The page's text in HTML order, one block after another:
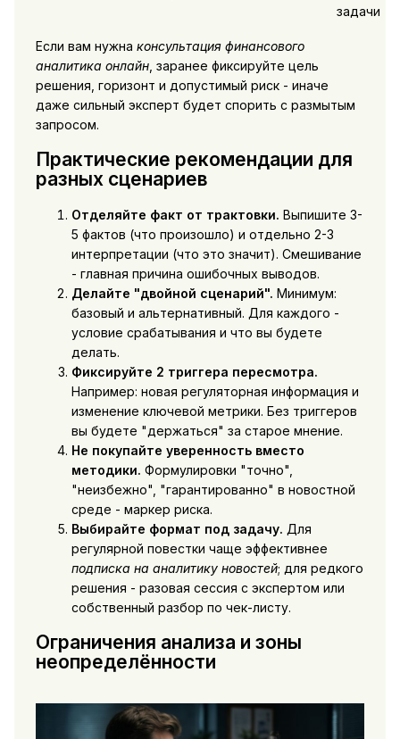
задачи
Если вам нужна консультация финансового
аналитика онлайн, заранее фиксируйте цель
решения, горизонт и допустимый риск - иначе
даже сильный эксперт будет спорить с размытым
запросом.
Практические рекомендации для
разных сценариев
Отделяйте факт от трактовки. Выпишите 3-
5 фактов (что произошло) и отдельно 2-3
интерпретации (что это значит). Смешивание
- главная причина ошибочных выводов.
Делайте "двойной сценарий". Минимум:
базовый и альтернативный. Для каждого -
условие срабатывания и что вы будете
делать.
Фиксируйте 2 триггера пересмотра.
Например: новая регуляторная информация и
изменение ключевой метрики. Без триггеров
вы будете "держаться" за старое мнение.
Не покупайте уверенность вместо
методики. Формулировки "точно",
"неизбежно", "гарантированно" в новостной
среде - маркер риска.
Выбирайте формат под задачу. Для
регулярной повестки чаще эффективнее
подписка на аналитику новостей; для редкого
решения - разовая сессия с экспертом или
собственный разбор по чек-листу.
Ограничения анализа и зоны
неопределённости